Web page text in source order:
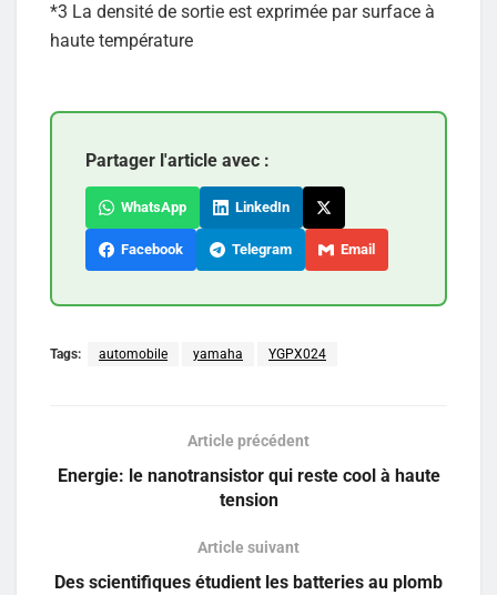
*3 La densité de sortie est exprimée par surface à
haute température
Partager l'article avec :
WhatsApp LinkedIn
Facebook Telegram Email
Tags: automobile yamaha YGPX024
Article précédent
Energie: le nanotransistor qui reste cool à haute
tension
Article suivant
Des scientifiques étudient les batteries au plomb